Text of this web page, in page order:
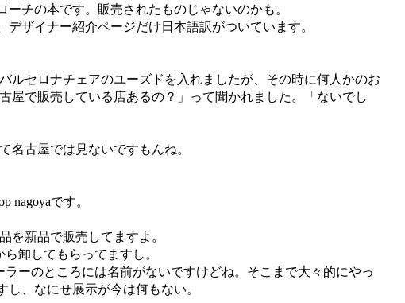
ーチの本です。販売されたものじゃないのかも。
デザイナー紹介ページだけ日本語訳がついています。
ルセロナチェアのユーズドを入れましたが、その時に何人かのお
屋で販売している店あるの？」って聞かれました。「ないでし
名古屋では見ないですもんね。
nagoyaです。
を新品で販売してますよ。
ら卸してもらってますし。
ラーのところには名前がないですけどね。そこまで大々的にやっ
し、なにせ展示が今は何もない。